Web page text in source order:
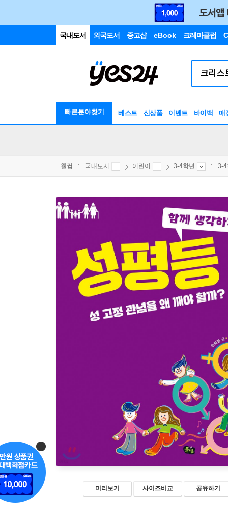
국내도서 외국도서 중고샵 eBook 크레마클럽
빠른분야찾기 베스트 신상품 이벤트 바이백 매
웰컴 국내도서 어린이 3-4학년 3-4
미리보기 사이즈비교 공유하기